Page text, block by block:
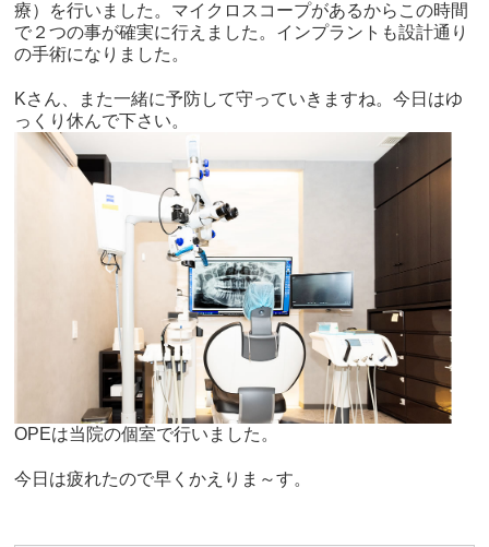
療）を行いました。マイクロスコープがあるからこの時間
で２つの事が確実に行えました。インプラントも設計通り
の手術になりました。
Kさん、また一緒に予防して守っていきますね。今日はゆ
っくり休んで下さい。
OPEは当院の個室で行いました。
今日は疲れたので早くかえりま～す。